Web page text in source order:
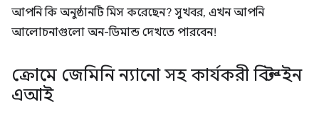
আপনি কি অনুষ্ঠানটি মিস করেছেন? সুখবর, এখন আপনি
আলোচনাগুলো অন-ডিমান্ড দেখতে পারবেন!
ক্রোমে জেমিনি ন্যানো সহ কার্যকরী বিল্ট-ইন
এআই